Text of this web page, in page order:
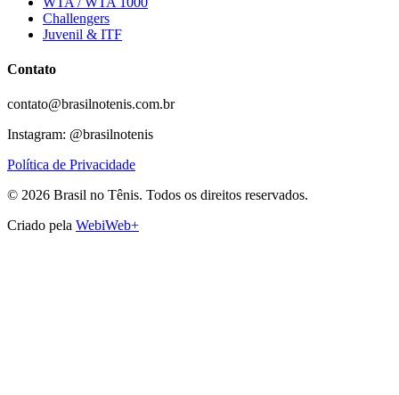
Challengers
Juvenil & ITF
Contato
contato@brasilnotenis.com.br
Instagram: @brasilnotenis
Política de Privacidade
© 2026 Brasil no Tênis. Todos os direitos reservados.
Criado pela WebiWeb+